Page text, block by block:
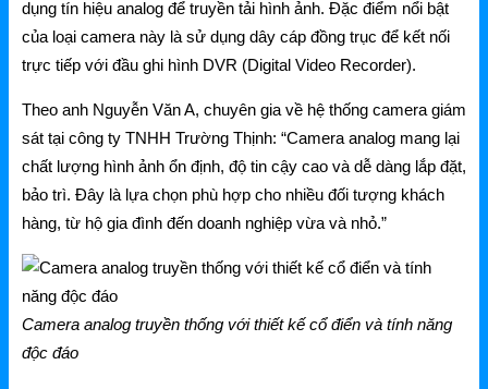
NetMax Router
NetMax Switch
NetMax WiFi
Phụ Kiện NetMax
Huawei
Huawei Router WiFi
Huawei WiFi 4G/5G
dụng tín hiệu analog để truyền tải hình ảnh. Đặc điểm nổi bật
của loại camera này là sử dụng dây cáp đồng trục để kết nối
trực tiếp với đầu ghi hình DVR (Digital Video Recorder).
Theo anh Nguyễn Văn A, chuyên gia về hệ thống camera giám
sát tại công ty TNHH Trường Thịnh: “Camera analog mang lại
chất lượng hình ảnh ổn định, độ tin cậy cao và dễ dàng lắp đặt,
bảo trì. Đây là lựa chọn phù hợp cho nhiều đối tượng khách
hàng, từ hộ gia đình đến doanh nghiệp vừa và nhỏ.”
Camera analog truyền thống với thiết kế cổ điển và tính năng
độc đáo